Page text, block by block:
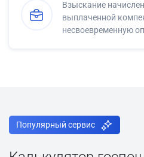
Взыскание
выплаченной
несвоевременную
Популярный сервис